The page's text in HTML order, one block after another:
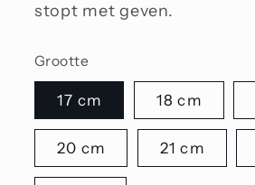
stopt met geven.
Grootte
17 cm 18 cm
20 cm 21 cm